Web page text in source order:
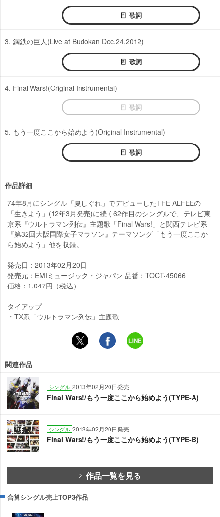
歌詞
3. 鋼鉄の巨人(Live at Budokan Dec.24,2012)
歌詞
4. Final Wars!(Original Instrumental)
歌詞
5. もう一度ここから始めよう(Original Instrumental)
歌詞
作品詳細
74年8月にシングル「夏しぐれ」でデビューしたTHE ALFEEの
「生きよう」(12年3月発売)に続く62作目のシングルで、テレビ東
京系『ウルトラマン列伝』主題歌「Final Wars!」と関西テレビ系
『第32回大阪国際女子マラソン』テーマソング「もう一度ここか
ら始めよう」他を収録。
発売日：2013年02月20日
発売元：EMIミュージック・ジャパン 品番：TOCT-45066
価格：1,047円（税込）
タイアップ
・TX系「ウルトラマン列伝」主題歌
関連作品
シングル 2013年02月20日発売
Final Wars!/もう一度ここから始めよう(TYPE-A)
シングル 2013年02月20日発売
Final Wars!/もう一度ここから始めよう(TYPE-B)
作品一覧を見る
合算シングル売上TOP3作品